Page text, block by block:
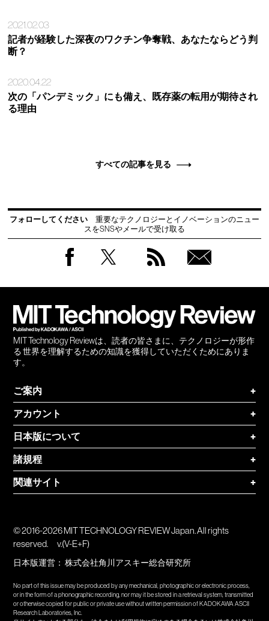
2021.02.03
記者が経験した深夜のワクチン争奪戦、あなたならどう判
断？
2020.04.22
次の「パンデミック」にも備え、既存薬の転用が期待され
る理由
すべての記事を見る
フォローしてください
重要なテクノロジーとイノベーションのニュー
スをSNSやメールで受け取る
MIT Technology Reviewは、読者の皆さまに、テクノロジーが形作
る 世界を理解するための知識を獲得していただくためにありま
す。
ご案内
+
アカウント
+
日本版について
+
諸規程
+
関連サイト
+
© 2016-2026 MIT TECHNOLOGY REVIEW Japan. All rights
reserved.
v.(V-E+F)
日本版運営：株式会社角川アスキー総合研究所
No part of this issue may be produced by any mechanical, photographic or electronic process,
or in the form of a phonographic recording, nor may it be stored in a retrieval system, transmitted
or otherwise copied for public or private use without written permission of KADOKAWA ASCII
Research Laboratories, Inc.